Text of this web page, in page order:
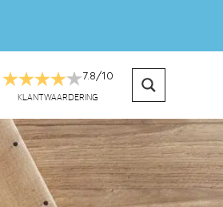
7.8/10
KLANTWAARDERING